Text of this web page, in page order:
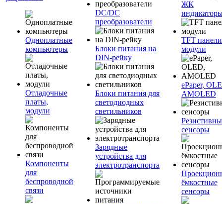
Одноплатные
компьютеры
Отладочные
платы,
модули
Компоненты
для
беспроводной
связи
DC/DC
преобразователи
Блоки питания на
DIN-рейку
Блоки питания для
светодиодных
светильников
Зарядные
устройства для
электротранспорта
ЖК
TFT
модули
ePaper,
AMOLED
сенсоры
ёмкостные
сенсоры